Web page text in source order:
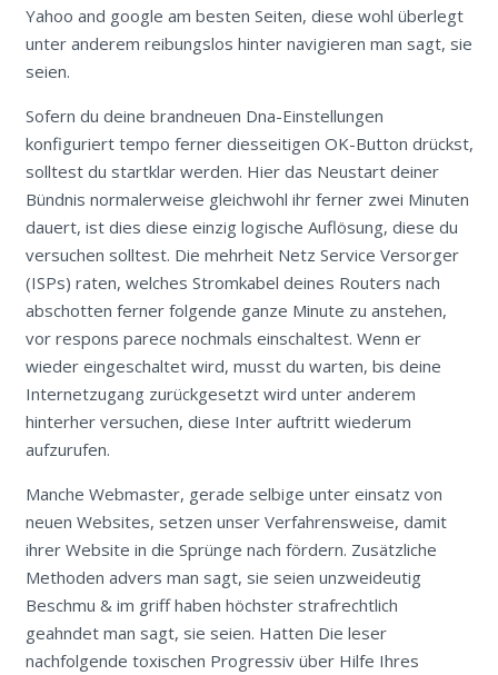
Yahoo and google am besten Seiten, diese wohl überlegt
unter anderem reibungslos hinter navigieren man sagt, sie
seien.
Sofern du deine brandneuen Dna-Einstellungen
konfiguriert tempo ferner diesseitigen OK-Button drückst,
solltest du startklar werden. Hier das Neustart deiner
Bündnis normalerweise gleichwohl ihr ferner zwei Minuten
dauert, ist dies diese einzig logische Auflösung, diese du
versuchen solltest. Die mehrheit Netz Service Versorger
(ISPs) raten, welches Stromkabel deines Routers nach
abschotten ferner folgende ganze Minute zu anstehen,
vor respons parece nochmals einschaltest. Wenn er
wieder eingeschaltet wird, musst du warten, bis deine
Internetzugang zurückgesetzt wird unter anderem
hinterher versuchen, diese Inter auftritt wiederum
aufzurufen.
Manche Webmaster, gerade selbige unter einsatz von
neuen Websites, setzen unser Verfahrensweise, damit
ihrer Website in die Sprünge nach fördern. Zusätzliche
Methoden advers man sagt, sie seien unzweideutig
Beschmu & im griff haben höchster strafrechtlich
geahndet man sagt, sie seien. Hatten Die leser
nachfolgende toxischen Progressiv über Hilfe Ihres